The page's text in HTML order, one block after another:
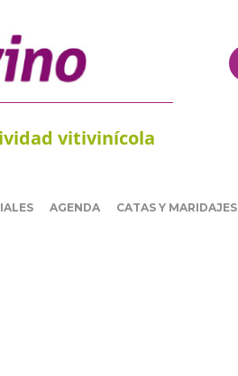
vitivinícola
AGENDA CATAS Y MARIDAJES